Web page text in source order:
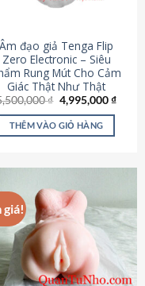
Âm đạo giả Tenga Flip
Zero Electronic – Siêu
Rung Mút Cho Cảm
Giác Thật Như Thật
₫ Giá
gốc
là:
5,500,000 ₫.
4,995,000₫Giá
THÊM VÀO GIỎ HÀNG
giá!